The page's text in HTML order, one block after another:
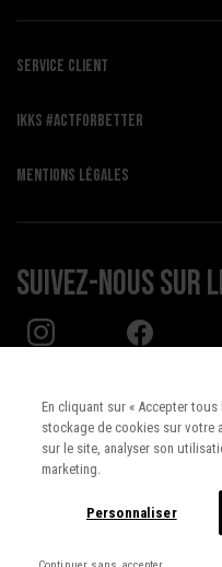
SERVICE CLIENT
IKKS #ACTFORBETTER
MENTIONS LÉGALES
Suivez-nous sur
Pays : UNITED STATES
Français
En cliquant sur « Accepter
stockage de cookies sur votre
sur le site, analyser son
marketing.
Personnaliser